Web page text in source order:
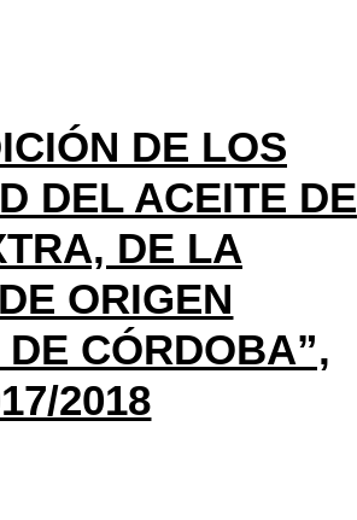
DE LOS
DEL ACEITE DE
DE LA
ORIGEN
CÓRDOBA”,
2018